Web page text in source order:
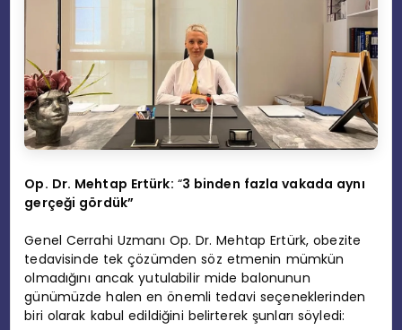
Op. Dr. Mehtap Ertürk: “3 binden fazla vakada aynı
gerçeği gördük”
Genel Cerrahi Uzmanı Op. Dr. Mehtap Ertürk, obezite
tedavisinde tek çözümden söz etmenin mümkün
olmadığını ancak yutulabilir mide balonunun
günümüzde halen en önemli tedavi seçeneklerinden
biri olarak kabul edildiğini belirterek şunları söyledi: